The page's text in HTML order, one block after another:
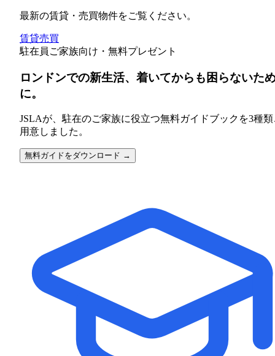
最新の賃貸・売買物件をご覧ください。
賃貸売買
駐在員ご家族向け・無料プレゼント
ロンドンでの新生活、着いてからも困らないた
に。
JSLAが、駐在のご家族に役立つ無料ガイドブックを3種類
用意しました。
無料ガイドをダウンロード →